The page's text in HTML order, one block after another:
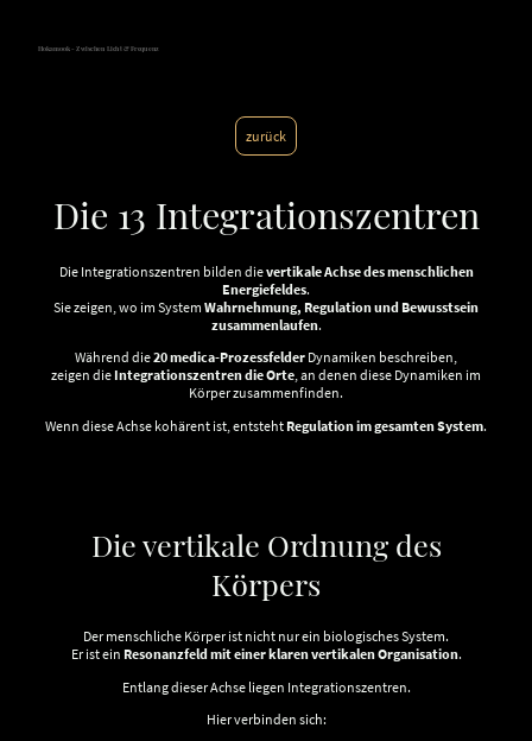
Hokamook - Zwischen Licht & Frequenz
zurück
Die 13 Integrationszentren
Die Integrationszentren bilden dievertikale Achse des menschlichen
Energiefeldes.
Sie zeigen, wo im System Wahrnehmung, Regulation und Bewusstsein
zusammenlaufen.
Während die20 medica-Prozessfelder Dynamiken beschreiben,
zeigen die Integrationszentren die Orte, an denen diese Dynamiken im
Körper zusammenfinden.
Wenn diese Achse kohärent ist, entsteht Regulation im gesamten System.
Die vertikale Ordnung des
Körpers
Der menschliche Körper ist nicht nur ein biologisches System.
Er ist ein Resonanzfeld mit einer klaren vertikalen Organisation.
Entlang dieser Achse liegen Integrationszentren.
Hier verbinden sich: